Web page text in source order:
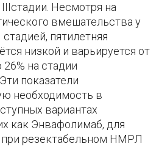
Несмотря на
вмешательства у
пятилетняя
низкой и варьируется от
26% на стадии
показатели
необходимость в
вариантах
как Энвафолимаб, для
при резектабельном НМРЛ